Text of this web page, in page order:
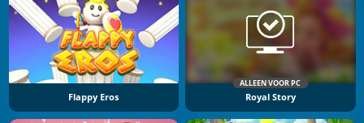
Flappy Eros
ALLEEN VOOR PC
Royal Story